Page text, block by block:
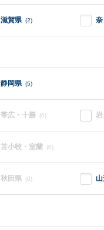
滋賀県 (2)
静岡県 (5)
帯広・十勝 (0) 岩
苫小牧・室蘭 (0)
秋田県 (0)